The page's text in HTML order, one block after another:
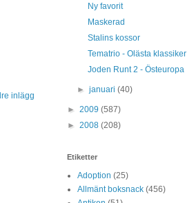
inlägg
Ny favorit
Maskerad
Stalins kossor
Tematrio - Olästa klassiker
Joden Runt 2 - Östeuropa
►januari(40)
► 2009 (587)
► 2008 (208)
Etiketter
Adoption (25)
Allmänt boksnack (456)